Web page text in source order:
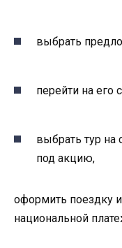
выбрать
перейти на его
выбрать тур на
под акцию,
оформить поездку
национальной